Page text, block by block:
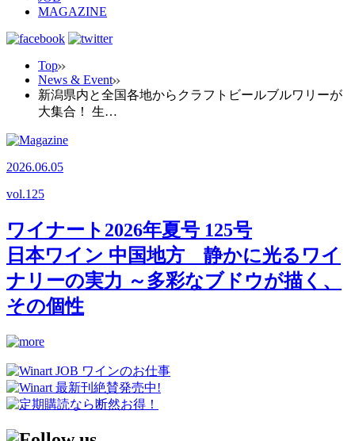
MAGAZINE
Top
News & Event
新潟県内と全国各地からクラフトビールブルワリーが
大集合！ 生…
2026.06.05
vol.125
ワイナート2026年夏号 125号
日本ワイン 中国地方 静かに光るワイ
ナリーの実力 ～多彩なブドウが描く、
その個性